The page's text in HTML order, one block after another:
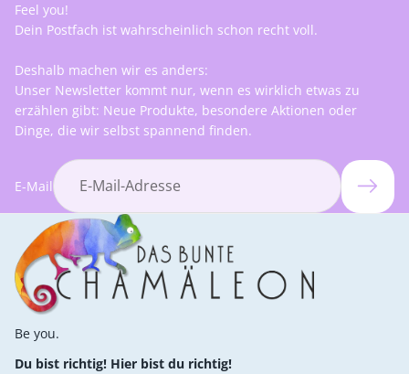
Feel you!
Dein Postfach ist wahrscheinlich schon recht voll.
Deshalb machen wir es anders:
Unser Newsletter kommt nur, wenn es wirklich etwas zu
erzählen gibt: Neue Produkte, besondere Aktionen oder
Dinge, die wir selbst spannend finden.
E-Mail
Be you.
Du bist richtig! Hier bist du richtig!